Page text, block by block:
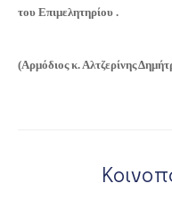
ΕΠΙΚΑΙΡΟΤΗΤΑ
του Επιμελητηρίου .
(Αρμόδιος κ. Αλτζερίνης